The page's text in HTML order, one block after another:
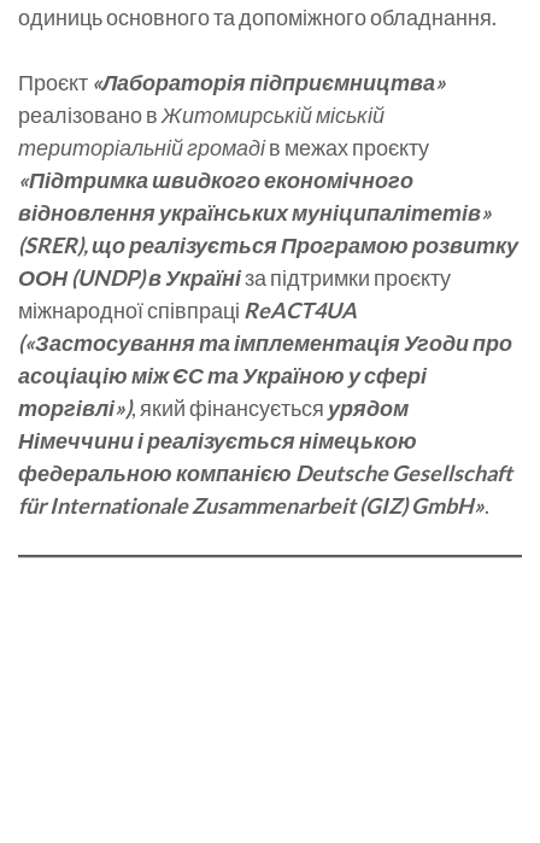
одиниць основного та допоміжного обладнання.
Проєкт «Лабораторія підприємництва»
реалізовано вЖитомирській міській
територіальній громадів межах проєкту
«Підтримка швидкого економічного
відновлення українських муніципалітетів»
(SRER), що реалізується Програмою розвитку
ООН (UNDP) в Україніза підтримки проєкту
міжнародної співпраці ReACT4UA
(«Застосування та імплементація Угоди про
асоціацію між ЄС та Україною у сфері
торгівлі»), який фінансується урядом
Німеччини і реалізується німецькою
федеральною компанією Deutsche Gesellschaft
für Internationale Zusammenarbeit (GIZ) GmbH».